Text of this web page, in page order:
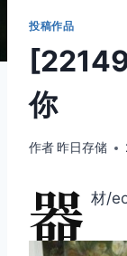
投稿作品
你
作者昨日存储
器 材/